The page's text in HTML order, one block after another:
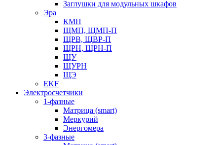
Заглушки для модульных шкафов
Эра
КМП
ЩМП, ЩМП-П
ЩРВ, ЩВР-П
ЩРН, ЩРН-П
ЩУ
ЩУРН
ЩЭ
EKF
Электросчетчики
1-фазные
Матрица (smart)
Меркурий
Энергомера
3-фазные